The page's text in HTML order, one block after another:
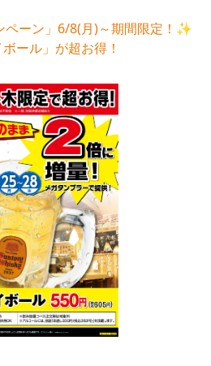
ーン」6/8(月)～期間限定！✨
ール」が超お得！